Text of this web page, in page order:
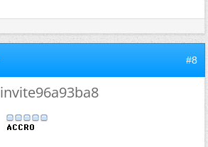
#8
invite96a93ba8